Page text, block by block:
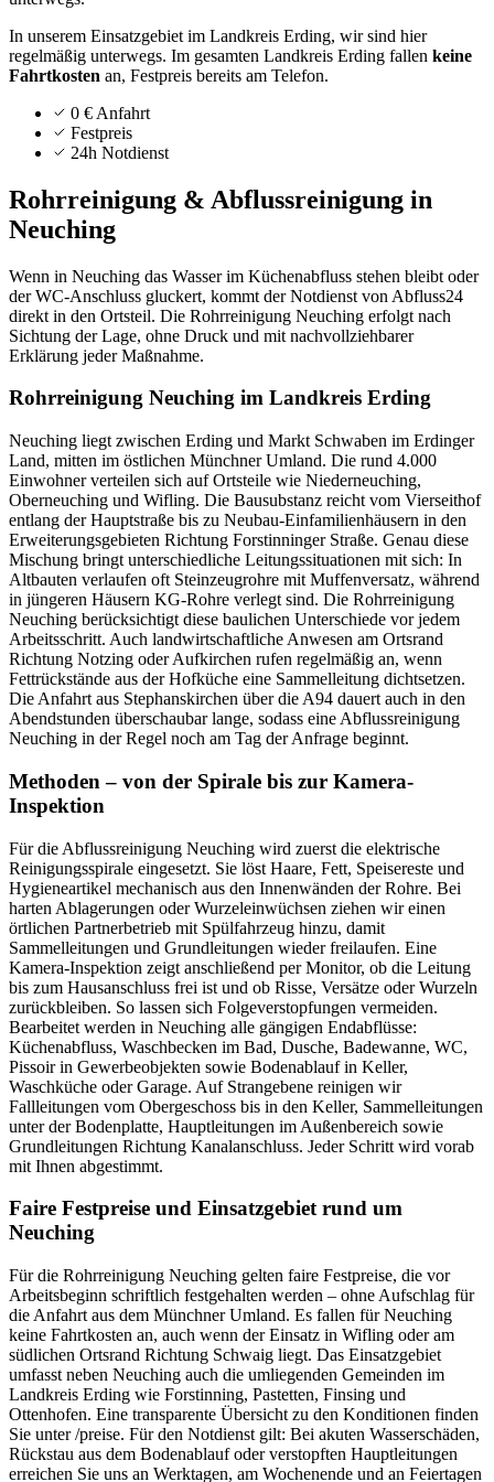
In unserem Einsatzgebiet im Landkreis Erding, wir sind hier
regelmäßig unterwegs. Im gesamten Landkreis Erding fallen keine
Fahrtkosten an, Festpreis bereits am Telefon.
0 € Anfahrt
Festpreis
24h Notdienst
Rohrreinigung & Abflussreinigung in
Neuching
Wenn in Neuching das Wasser im Küchenabfluss stehen bleibt oder
der WC-Anschluss gluckert, kommt der Notdienst von Abfluss24
direkt in den Ortsteil. Die Rohrreinigung Neuching erfolgt nach
Sichtung der Lage, ohne Druck und mit nachvollziehbarer
Erklärung jeder Maßnahme.
Rohrreinigung Neuching im Landkreis Erding
Neuching liegt zwischen Erding und Markt Schwaben im Erdinger
Land, mitten im östlichen Münchner Umland. Die rund 4.000
Einwohner verteilen sich auf Ortsteile wie Niederneuching,
Oberneuching und Wifling. Die Bausubstanz reicht vom Vierseithof
entlang der Hauptstraße bis zu Neubau-Einfamilienhäusern in den
Erweiterungsgebieten Richtung Forstinninger Straße. Genau diese
Mischung bringt unterschiedliche Leitungssituationen mit sich: In
Altbauten verlaufen oft Steinzeugrohre mit Muffenversatz, während
in jüngeren Häusern KG-Rohre verlegt sind. Die Rohrreinigung
Neuching berücksichtigt diese baulichen Unterschiede vor jedem
Arbeitsschritt. Auch landwirtschaftliche Anwesen am Ortsrand
Richtung Notzing oder Aufkirchen rufen regelmäßig an, wenn
Fettrückstände aus der Hofküche eine Sammelleitung dichtsetzen.
Die Anfahrt aus Stephanskirchen über die A94 dauert auch in den
Abendstunden überschaubar lange, sodass eine Abflussreinigung
Neuching in der Regel noch am Tag der Anfrage beginnt.
Methoden – von der Spirale bis zur Kamera-
Inspektion
Für die Abflussreinigung Neuching wird zuerst die elektrische
Reinigungsspirale eingesetzt. Sie löst Haare, Fett, Speisereste und
Hygieneartikel mechanisch aus den Innenwänden der Rohre. Bei
harten Ablagerungen oder Wurzeleinwüchsen ziehen wir einen
örtlichen Partnerbetrieb mit Spülfahrzeug hinzu, damit
Sammelleitungen und Grundleitungen wieder freilaufen. Eine
Kamera-Inspektion zeigt anschließend per Monitor, ob die Leitung
bis zum Hausanschluss frei ist und ob Risse, Versätze oder Wurzeln
zurückbleiben. So lassen sich Folgeverstopfungen vermeiden.
Bearbeitet werden in Neuching alle gängigen Endabflüsse:
Küchenabfluss, Waschbecken im Bad, Dusche, Badewanne, WC,
Pissoir in Gewerbeobjekten sowie Bodenablauf in Keller,
Waschküche oder Garage. Auf Strangebene reinigen wir
Fallleitungen vom Obergeschoss bis in den Keller, Sammelleitungen
unter der Bodenplatte, Hauptleitungen im Außenbereich sowie
Grundleitungen Richtung Kanalanschluss. Jeder Schritt wird vorab
mit Ihnen abgestimmt.
Faire Festpreise und Einsatzgebiet rund um
Neuching
Für die Rohrreinigung Neuching gelten faire Festpreise, die vor
Arbeitsbeginn schriftlich festgehalten werden – ohne Aufschlag für
die Anfahrt aus dem Münchner Umland. Es fallen für Neuching
keine Fahrtkosten an, auch wenn der Einsatz in Wifling oder am
südlichen Ortsrand Richtung Schwaig liegt. Das Einsatzgebiet
umfasst neben Neuching auch die umliegenden Gemeinden im
Landkreis Erding wie Forstinning, Pastetten, Finsing und
Ottenhofen. Eine transparente Übersicht zu den Konditionen finden
Sie unter /preise. Für den Notdienst gilt: Bei akuten Wasserschäden,
Rückstau aus dem Bodenablauf oder verstopften Hauptleitungen
erreichen Sie uns an Werktagen, am Wochenende und an Feiertagen